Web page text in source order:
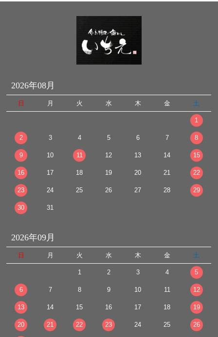
2026年08月
日 月 火 水 木 金 土
1
2 3 4 5 6 7 8
9 10 11 12 13 14 15
16 17 18 19 20 21 22
23 24 25 26 27 28 29
30 31
2026年09月
日 月 火 水 木 金 土
1 2 3 4 5
6 7 8 9 10 11 12
13 14 15 16 17 18 19
20 21 22 23 24 25 26